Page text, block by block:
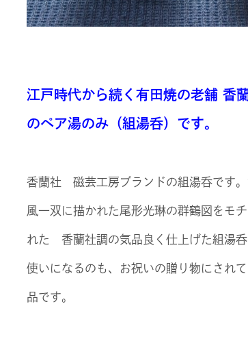
江戸時代から続く有田焼の老舗
のペア湯のみ（組湯呑）です。
香蘭社 磁芸工房ブランドの組湯呑です
風一双に描かれた尾形光琳の群鶴図をモ
れた 香蘭社調の気品良く仕上げた組湯
使いになるのも、お祝いの贈り物にされ
品です。